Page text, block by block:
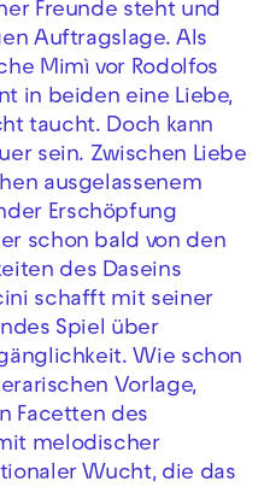
Freunde steht und
Auftragslage. Als
Mimì vor Rodolfos
in beiden eine Liebe,
taucht. Doch kann
sein. Zwischen Liebe
ausgelassenem
Erschöpfung
schon bald von den
des Daseins
schafft mit seiner
Spiel über
Wie schon
Vorlage,
Facetten des
melodischer
Wucht, die das